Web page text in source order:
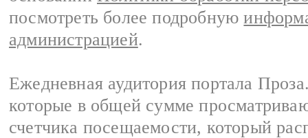
посмотреть более подробную
администрацией.
Ежедневная аудитория портала
которые в общей сумме
счетчика посещаемости, который